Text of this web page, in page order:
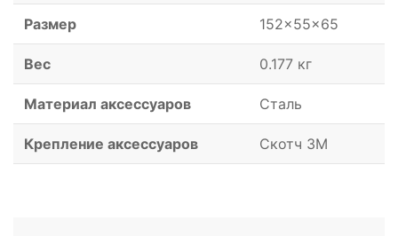
Размер 152x55x65
Вес 0.177 кг
Материал аксессуаров Сталь
Крепление аксессуаров Скотч 3M